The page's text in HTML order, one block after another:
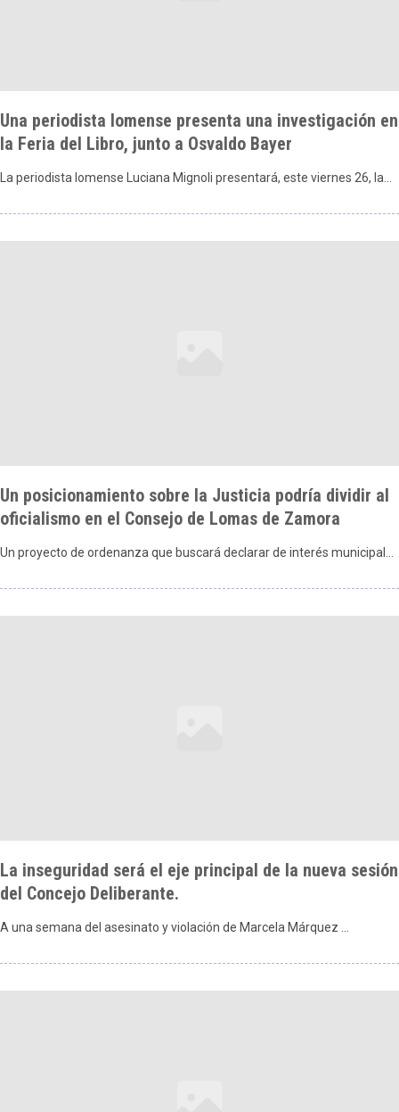
Una periodista lomense presenta una investigación en
la Feria del Libro, junto a Osvaldo Bayer
La periodista lomense Luciana Mignoli presentará, este viernes 26, la…
Un posicionamiento sobre la Justicia podría dividir al
oficialismo en el Consejo de Lomas de Zamora
Un proyecto de ordenanza que buscará declarar de interés municipal…
La inseguridad será el eje principal de la nueva sesión
del Concejo Deliberante.
A una semana del asesinato y violación de Marcela Márquez …